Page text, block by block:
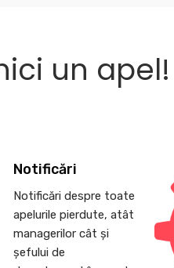
un apel!
Notificări
Notificări despre toate
apelurile pierdute, atât
managerilor cât și
șefului de